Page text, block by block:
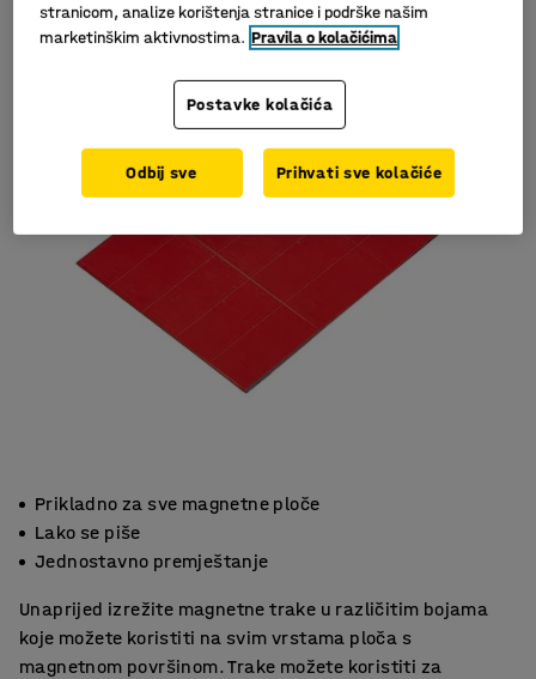
Prikladno za sve magnetne ploče
Lako se piše
Jednostavno premještanje
Unaprijed izrežite magnetne trake u različitim bojama
koje možete koristiti na svim vrstama ploča s
magnetnom površinom. Trake možete koristiti za
stranicom, analize korištenja stranice i podrške našim
marketinškim aktivnostima. Pravila o kolačićima
Postavke kolačića
Odbij sve Prihvati sve kolačiće